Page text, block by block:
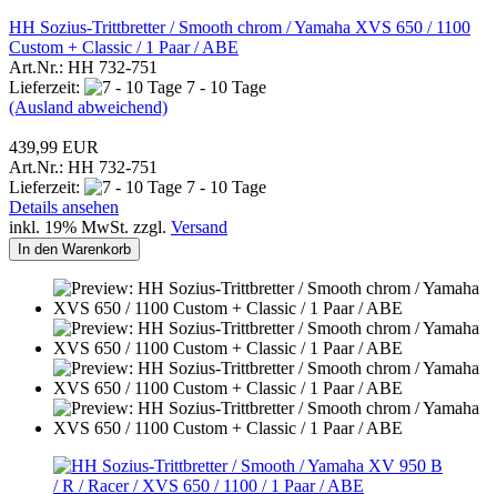
HH Sozius-Trittbretter / Smooth chrom / Yamaha XVS 650 / 1100
Custom + Classic / 1 Paar / ABE
Art.Nr.: HH 732-751
Lieferzeit:
7 - 10 Tage
(Ausland abweichend)
439,99 EUR
Art.Nr.: HH 732-751
Lieferzeit:
7 - 10 Tage
Details ansehen
inkl. 19% MwSt. zzgl. Versand
In den Warenkorb